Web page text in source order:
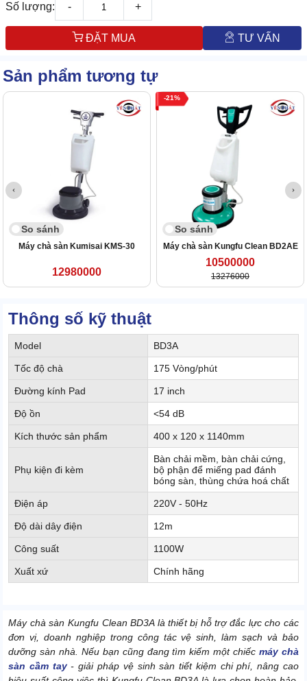
Số lượng: - +
ĐẶT MUA TƯ VẤN
Sản phẩm tương tự
So sánh
Máy chà sàn Kumisai KMS-30
12980000
21
So sánh
Máy chà sàn Kungfu Clean BD2AE
10500000
13276000
Thông số kỹ thuật
Model BD3A
Tốc độ chà 175 Vòng/phút
Đường kính Pad 17 inch
Độ ồn <54 dB
Kích thước sản phẩm 400 x 120 x 1140mm
Phụ kiện đi kèm
Bàn chải mềm, bàn chải cứng,
bộ phận để miếng pad đánh
bóng sàn, thùng chứa hoá chất
Điện áp 220V - 50Hz
Độ dài dây điện 12m
Công suất 1100W
Xuất xứ Chính hãng
Máy chà sàn Kungfu Clean BD3A là thiết bị hỗ trợ đắc lực cho các
đơn vị, doanh nghiệp trong công tác vệ sinh, làm sạch và bảo
dưỡng sàn nhà. Nếu bạn cũng đang tìm kiếm một chiếcmáy chà
sàn cầm tay- giải pháp vệ sinh sàn tiết kiệm chi phí, nâng cao